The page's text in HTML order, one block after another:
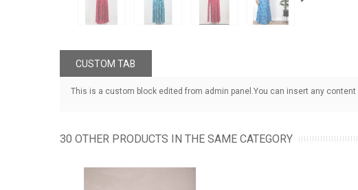
CUSTOM TAB
This is a custom block edited from admin panel.You can insert any content
30 OTHER PRODUCTS IN THE SAME CATEGORY